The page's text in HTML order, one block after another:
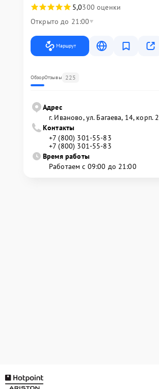
5,0300 оценки
Открыто до 21:00
Маршрут
ОбзорОтзывы 225
Адрес
г. Иваново, ул. Багаева, 14, корп. 2
Контакты
+7 (800) 301-55-83
+7 (800) 301-55-83
Время работы
Работаем с 09:00 до 21:00